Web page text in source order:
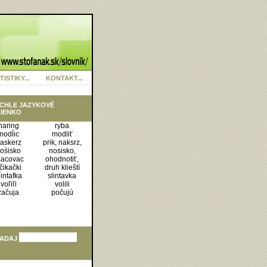
KONTAKT...
JAZYKOVÉ
ryba
modliť
prik, naksrz,
nosisko,
ohodnotiť,
druh klieští
slintavka
voľiľi
volili
počujú